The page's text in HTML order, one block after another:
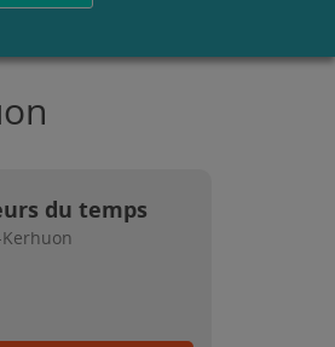
du temps
Kerhuon